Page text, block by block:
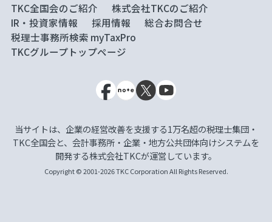
TKC全国会のご紹介
株式会社TKCのご紹介
IR・投資家情報
採用情報
総合お問合せ
税理士事務所検索 myTaxPro
TKCグループトップページ
当サイトは、企業の経営改善を支援する1万名超の税理士集団・
TKC全国会と、会計事務所・企業・地方公共団体向けシステムを
開発する株式会社TKCが運営しています。
Copyright © 2001-2026 TKC Corporation All Rights Reserved.